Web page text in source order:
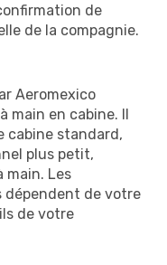
de
de la compagnie.
Aeromexico
main en cabine. Il
cabine standard,
plus petit,
main. Les
dépendent de votre
de votre